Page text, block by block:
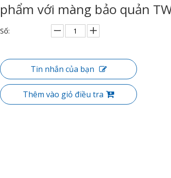
phẩm với màng bảo quản
Số:
Tin nhắn của bạn
Thêm vào giỏ điều tra